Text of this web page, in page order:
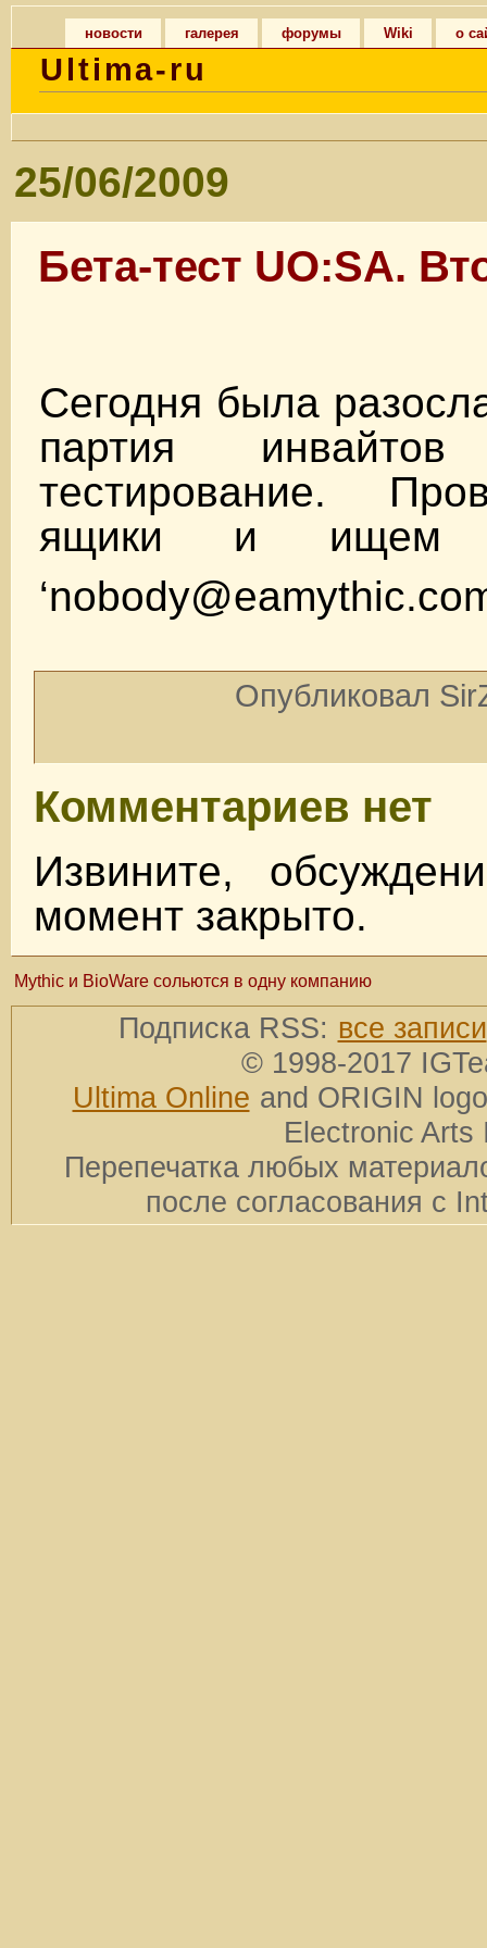
новости галерея форумы Wiki о
Ultima-ru
25/06/2009
Бета-тест UO:SA.
Сегодня была
партия
тестирование.
ящики и ищем
‘
Опубликовал
Комментариев нет
Извините,
момент закрыто.
Mythic и BioWare сольются в одну компанию
Подписка RSS: все записи
© 1998-2017
Ultima Online and ORIGIN
Electronic Arts
Перепечатка любых
после согласования с